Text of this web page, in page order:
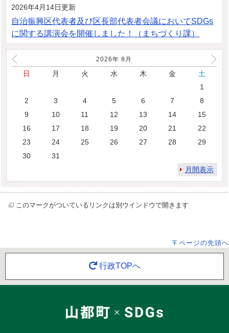
2026年4月14日更新
自治振興区代表者及び区長部代表者会議においてSDGs
に関する講演会を開催しました！（まちづくり課）
2026年 8 月
日 月 火 水 木 金
土
1
2
3 4 5 6 7
8
9
10 11 12 13 14
15
16
17 18 19 20 21
22
23
24 25 26 27 28
29
30
31
月間表示
このマークがついているリンクは別ウインドウで開きます
ページの先頭へ
行政TOPへ